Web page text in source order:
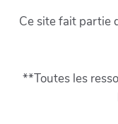
Ce site fait partie
**Toutes les